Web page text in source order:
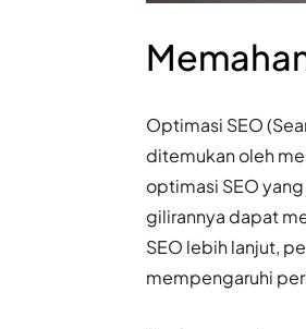
Optimasi SEO
ditemukan oleh
optimasi SEO
gilirannya dapat
SEO lebih lanjut,
mempengaruhi